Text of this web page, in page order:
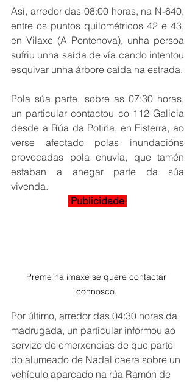
Así, arredor das 08:00 horas, na N-640,
entre os puntos quilométricos 42 e 43,
en Vilaxe (A Pontenova), unha persoa
sufriu unha saída de vía cando intentou
esquivar unha árbore caída na estrada.
Pola súa parte, sobre as 07:30 horas,
un particular contactou co 112 Galicia
desde a Rúa da Potiña, en Fisterra, ao
verse afectado polas inundacións
provocadas pola chuvia, que tamén
estaban a anegar parte da súa
vivenda.
Publicidade
Preme na imaxe se quere contactar
connosco.
Por último, arredor das 04:30 horas da
madrugada, un particular informou ao
servizo de emerxencias de que parte
do alumeado de Nadal caera sobre un
vehículo aparcado na rúa Ramón de